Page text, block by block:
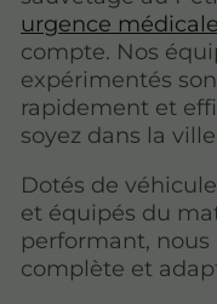
urgence médicale
compte. Nos
expérimentés
rapidement et
soyez dans la
Dotés de
et équipés du
performant,
complète et